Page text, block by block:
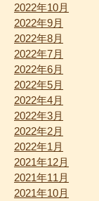
2022年10月
2022年9月
2022年8月
2022年7月
2022年6月
2022年5月
2022年4月
2022年3月
2022年2月
2022年1月
2021年12月
2021年11月
2021年10月